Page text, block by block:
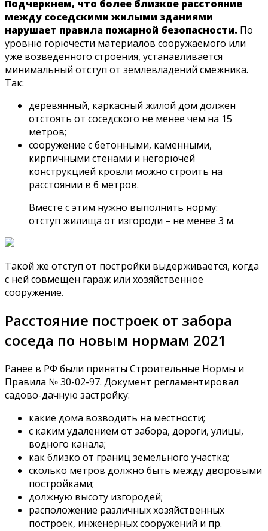
Подчеркнем, что более близкое расстояние
между соседскими жилыми зданиями
нарушает правила пожарной безопасности. По
уровню горючести материалов сооружаемого или
уже возведенного строения, устанавливается
минимальный отступ от землевладений смежника.
Так:
деревянный, каркасный жилой дом должен
отстоять от соседского не менее чем на 15
метров;
сооружение с бетонными, каменными,
кирпичными стенами и негорючей
конструкцией кровли можно строить на
расстоянии в 6 метров.
Вместе с этим нужно выполнить норму:
отступ жилища от изгороди – не менее 3 м.
Такой же отступ от постройки выдерживается, когда
с ней совмещен гараж или хозяйственное
сооружение.
Расстояние построек от забора
соседа по новым нормам 2021
Ранее в РФ были приняты Строительные Нормы и
Правила № 30-02-97. Документ регламентировал
садово-дачную застройку:
какие дома возводить на местности;
с каким удалением от забора, дороги, улицы,
водного канала;
как близко от границ земельного участка;
сколько метров должно быть между дворовыми
постройками;
должную высоту изгородей;
расположение различных хозяйственных
построек, инженерных сооружений и пр.